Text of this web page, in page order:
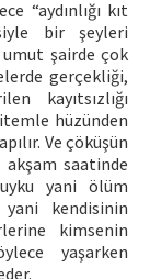
“aydınlığı kıt
bir şeyleri
şairde çok
gerçekliği,
kayıtsızlığı
hüzünden
Ve çöküşün
saatinde
yani ölüm
kendisinin
kimsenin
yaşarken